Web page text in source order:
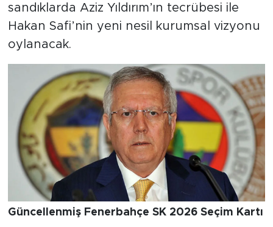
sandıklarda Aziz Yıldırım’ın tecrübesi ile
Hakan Safi’nin yeni nesil kurumsal vizyonu
oylanacak.
Güncellenmiş Fenerbahçe SK 2026 Seçim Kartı